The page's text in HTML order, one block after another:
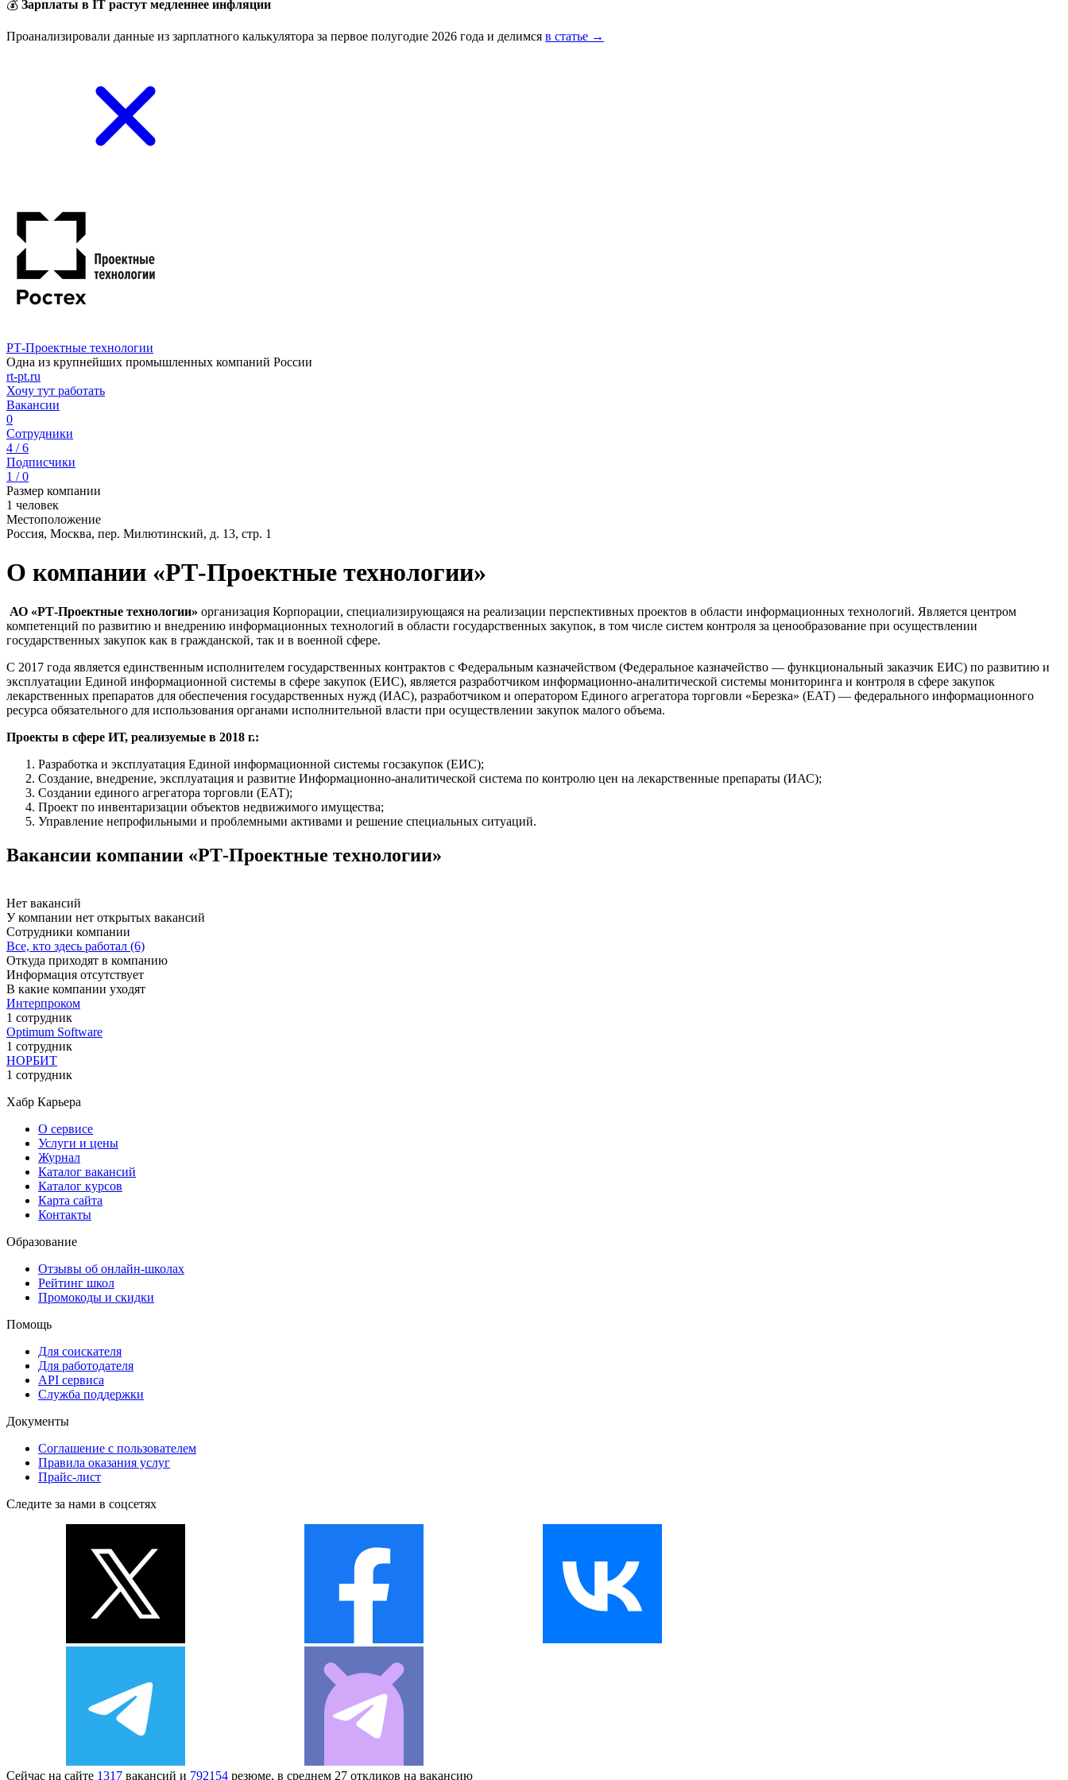
💰 Зарплаты в IT растут медленнее инфляции
Проанализировали данные из зарплатного калькулятора за первое полугодие 2026 года и делимся в статье →
РТ-Проектные технологии
Одна из крупнейших промышленных компаний России
rt-pt.ru
Хочу тут работать
Вакансии
0
Сотрудники
4 / 6
Подписчики
1 / 0
Размер компании
1 человек
Местоположение
Россия, Москва, пер. Милютинский, д. 13, стр. 1
О компании «РТ-Проектные технологии»
АО «РТ-Проектные технологии» организация Корпорации, специализирующаяся на реализации перспективных проектов в области информационных технологий. Является центром
компетенций по развитию и внедрению информационных технологий в области государственных закупок, в том числе систем контроля за ценообразование при осуществлении
государственных закупок как в гражданской, так и в военной сфере.
С 2017 года является единственным исполнителем государственных контрактов с Федеральным казначейством (Федеральное казначейство — функциональный заказчик ЕИС) по развитию и
эксплуатации Единой информационной системы в сфере закупок (ЕИС), является разработчиком информационно-аналитической системы мониторинга и контроля в сфере закупок
лекарственных препаратов для обеспечения государственных нужд (ИАС), разработчиком и оператором Единого агрегатора торговли «Березка» (ЕАТ) — федерального информационного
ресурса обязательного для использования органами исполнительной власти при осуществлении закупок малого объема.
Проекты в сфере ИТ, реализуемые в 2018 г.:
Разработка и эксплуатация Единой информационной системы госзакупок (ЕИС);
Создание, внедрение, эксплуатация и развитие Информационно-аналитической система по контролю цен на лекарственные препараты (ИАС);
Создании единого агрегатора торговли (ЕАТ);
Проект по инвентаризации объектов недвижимого имущества;
Управление непрофильными и проблемными активами и решение специальных ситуаций.
Вакансии компании «РТ-Проектные технологии»
Нет вакансий
У компании нет открытых вакансий
Сотрудники компании
Все, кто здесь работал (6)
Откуда приходят в компанию
Информация отсутствует
В какие компании уходят
Интерпроком
1 сотрудник
Optimum Software
1 сотрудник
НОРБИТ
1 сотрудник
Хабр Карьера
О сервисе
Услуги и цены
Журнал
Каталог вакансий
Каталог курсов
Карта сайта
Контакты
Образование
Отзывы об онлайн-школах
Рейтинг школ
Промокоды и скидки
Помощь
Для соискателя
Для работодателя
API сервиса
Служба поддержки
Документы
Соглашение с пользователем
Правила оказания услуг
Прайс-лист
Следите за нами в соцсетях
Сейчас на сайте 1317 вакансий и 792154 резюме, в среднем 27 откликов на вакансию